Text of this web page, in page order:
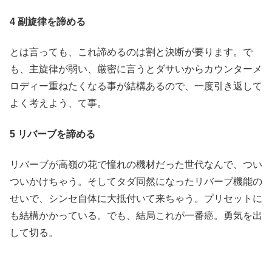
4 副旋律を諦める
とは言っても、これ諦めるのは割と決断が要ります。で
も、主旋律が弱い、厳密に言うとダサいからカウンターメ
ロディー重ねたくなる事が結構あるので、一度引き返して
よく考えよう、て事。
5 リバーブを諦める
リバーブが高嶺の花で憧れの機材だった世代なんで、つい
ついかけちゃう。そしてタダ同然になったリバーブ機能の
せいで、シンセ自体に大抵付いて来ちゃう。プリセットに
も結構かかっている。でも、結局これが一番癌。勇気を出
して切る。